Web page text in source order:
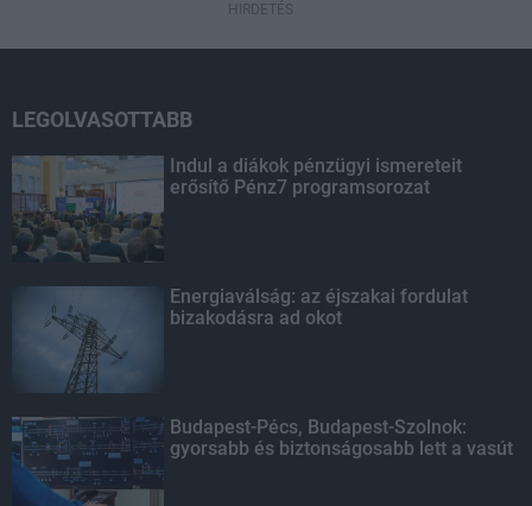
HIRDETÉS
LEGOLVASOTTABB
Indul a diákok pénzügyi ismereteit
erősítő Pénz7 programsorozat
Energiaválság: az éjszakai fordulat
bizakodásra ad okot
Budapest-Pécs, Budapest-Szolnok:
gyorsabb és biztonságosabb lett a vasút